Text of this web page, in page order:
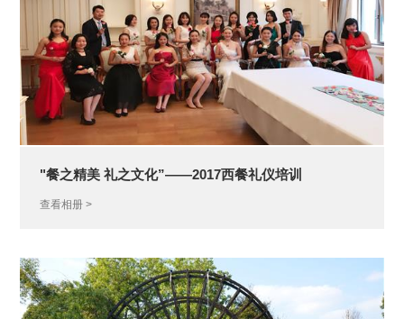
研发中心 工业设计中心
生态合作伙伴
"餐之精美 礼之文化”——2017西餐礼仪培训
查看相册 >